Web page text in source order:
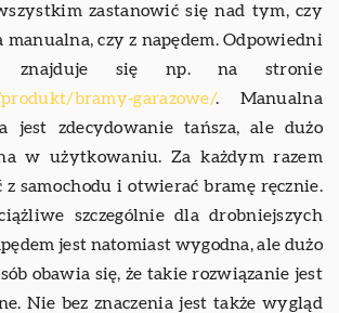
zastanowić się nad tym, czy
manualna, czy z napędem. Odpowiedni
znajduje się np. na stronie
bramy-garazowe/. Manualna
jest zdecydowanie tańsza, ale dużo
w użytkowaniu. Za każdym razem
z samochodu i otwierać bramę ręcznie.
szczególnie dla drobniejszych
jest natomiast wygodna, ale dużo
obawia się, że takie rozwiązanie jest
Nie bez znaczenia jest także wygląd